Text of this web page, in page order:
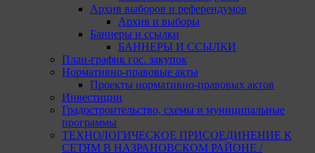
Архив выборов и референдумов
Архив и выборы
Баннеры и ссылки
БАННЕРЫ И ССЫЛКИ
План-график гос. закупок
Нормативно-правовые акты
Проекты нормативно-правовых актов
Инвестиции
Градостроительство, схемы и муниципальные
программы
ТЕХНОЛОГИЧЕСКОЕ ПРИСОЕДИНЕНИЕ К
СЕТЯМ В НАЗРАНОВСКОМ РАЙОНЕ /